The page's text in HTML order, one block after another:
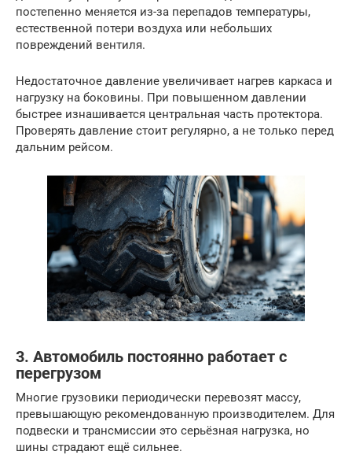
постепенно меняется из-за перепадов температуры,
естественной потери воздуха или небольших
повреждений вентиля.
Недостаточное давление увеличивает нагрев каркаса и
нагрузку на боковины. При повышенном давлении
быстрее изнашивается центральная часть протектора.
Проверять давление стоит регулярно, а не только перед
дальним рейсом.
3. Автомобиль постоянно работает с
перегрузом
Многие грузовики периодически перевозят массу,
превышающую рекомендованную производителем. Для
подвески и трансмиссии это серьёзная нагрузка, но
шины страдают ещё сильнее.